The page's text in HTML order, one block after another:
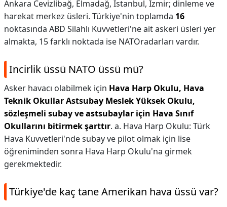
Ankara Cevizlibağ, Elmadağ, İstanbul, İzmir; dinleme ve
harekat merkez üsleri. Türkiye'nin toplamda 16
noktasında ABD Silahlı Kuvvetleri'ne ait askeri üsleri yer
almakta, 15 farklı noktada ise NATOradarları vardır.
Incirlik üssü NATO üssü mü?
Asker havacı olabilmek için Hava Harp Okulu, Hava
Teknik Okullar Astsubay Meslek Yüksek Okulu,
sözleşmeli subay ve astsubaylar için Hava Sınıf
Okullarını bitirmek şarttır. a. Hava Harp Okulu: Türk
Hava Kuvvetleri'nde subay ve pilot olmak için lise
öğreniminden sonra Hava Harp Okulu'na girmek
gerekmektedir.
Türkiye'de kaç tane Amerikan hava üssü var?